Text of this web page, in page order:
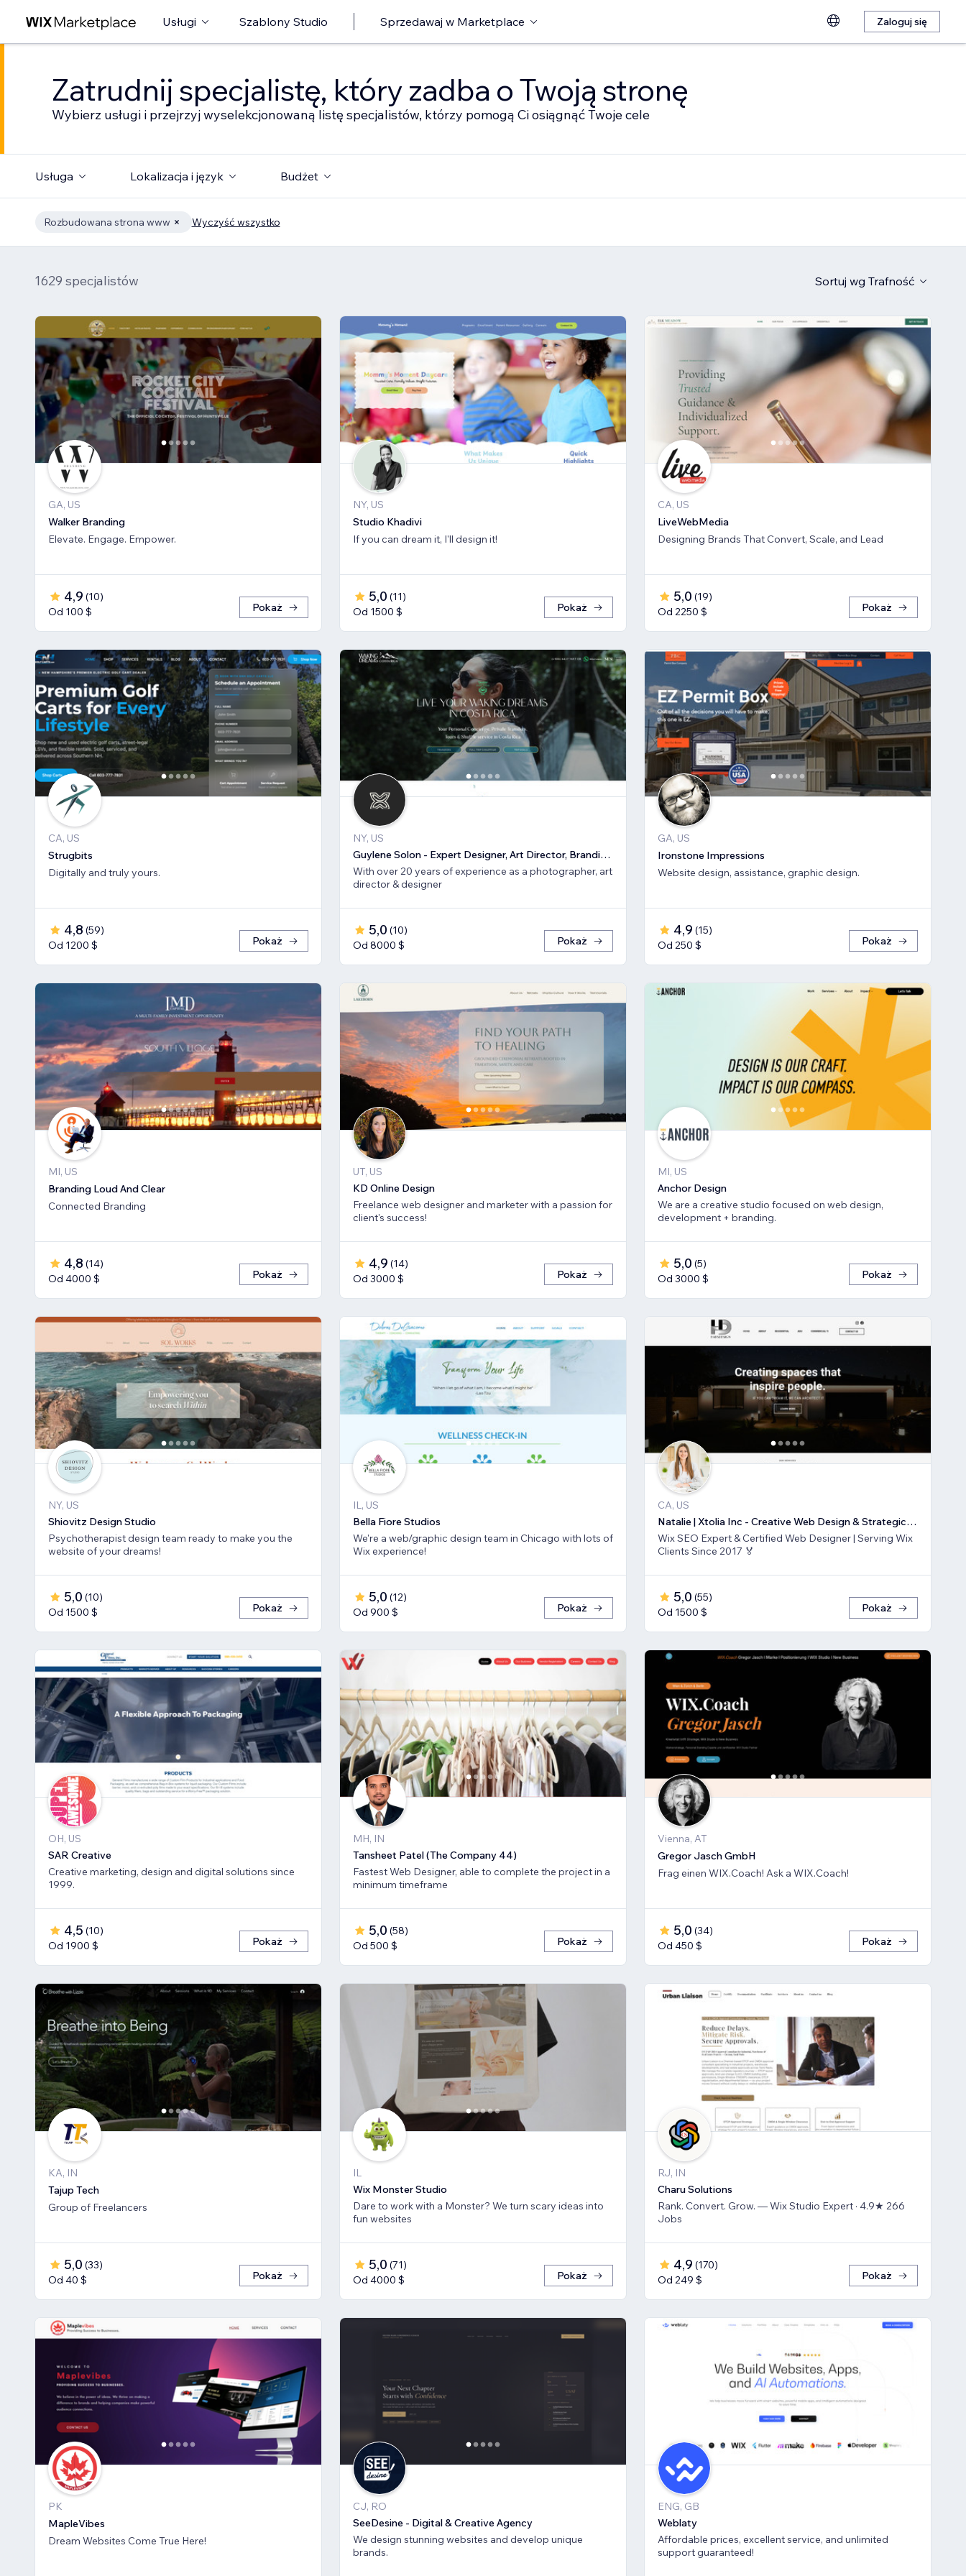
Usługi Szablony Studio Sprzedawaj w Marketplace Zaloguj się
Zatrudnij specjalistę, który zadba o Twoją stronę
Wybierz usługi i przejrzyj wyselekcjonowaną listę specjalistów, którzy pomogą Ci osiągnąć Twoje cele
Usługa Lokalizacja i język Budżet
Rozbudowana strona www Wyczyść wszystko
1629 specjalistów Sortuj wg Trafność
GA, US
Walker Branding
Elevate. Engage. Empower.
4,9 (10)
Od 100 $
Pokaż
NY, US
Studio Khadivi
If you can dream it, I'll design it!
5,0 (11)
Od 1500 $
Pokaż
CA, US
LiveWebMedia
Designing Brands That Convert, Scale, and Lead
5,0 (19)
Od 2250 $
Pokaż
CA, US
Strugbits
Digitally and truly yours.
4,8 (59)
Od 1200 $
Pokaż
NY, US
Guylene Solon - Expert Designer, Art Director, Branding, SEO
With over 20 years of experience as a photographer, art
director & designer
5,0 (10)
Od 8000 $
Pokaż
GA, US
Ironstone Impressions
Website design, assistance, graphic design.
4,9 (15)
Od 250 $
Pokaż
MI, US
Branding Loud And Clear
Connected Branding
4,8 (14)
Od 4000 $
Pokaż
UT, US
KD Online Design
Freelance web designer and marketer with a passion for
client's success!
4,9 (14)
Od 3000 $
Pokaż
MI, US
Anchor Design
We are a creative studio focused on web design,
development + branding.
5,0 (5)
Od 3000 $
Pokaż
NY, US
Shiovitz Design Studio
Psychotherapist design team ready to make you the
website of your dreams!
5,0 (10)
Od 1500 $
Pokaż
IL, US
Bella Fiore Studios
We're a web/graphic design team in Chicago with lots of
Wix experience!
5,0 (12)
Od 900 $
Pokaż
CA, US
Natalie | Xtolia Inc - Creative Web Design & Strategic Marketing Agency
Wix SEO Expert & Certified Web Designer | Serving Wix
Clients Since 2017 🏅
5,0 (55)
Od 1500 $
Pokaż
OH, US
SAR Creative
Creative marketing, design and digital solutions since
1999.
4,5 (10)
Od 1900 $
Pokaż
MH, IN
Tansheet Patel (The Company 44)
Fastest Web Designer, able to complete the project in a
minimum timeframe
5,0 (58)
Od 500 $
Pokaż
Vienna, AT
Gregor Jasch GmbH
Frag einen WIX.Coach! Ask a WIX.Coach!
5,0 (34)
Od 450 $
Pokaż
KA, IN
Tajup Tech
Group of Freelancers
5,0 (33)
Od 40 $
Pokaż
IL
Wix Monster Studio
Dare to work with a Monster? We turn scary ideas into
fun websites
5,0 (71)
Od 4000 $
Pokaż
RJ, IN
Charu Solutions
Rank. Convert. Grow. — Wix Studio Expert · 4.9★ 266
Jobs
4,9 (170)
Od 249 $
Pokaż
PK
MapleVibes
Dream Websites Come True Here!
CJ, RO
SeeDesine - Digital & Creative Agency
We design stunning websites and develop unique
brands.
ENG, GB
Weblaty
Affordable prices, excellent service, and unlimited
support guaranteed!